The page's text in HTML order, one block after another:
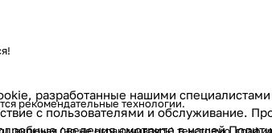
рекомендательные технологии.
разработанные нашими
с пользователями и обслуживание.
сведения смотрите в нашей